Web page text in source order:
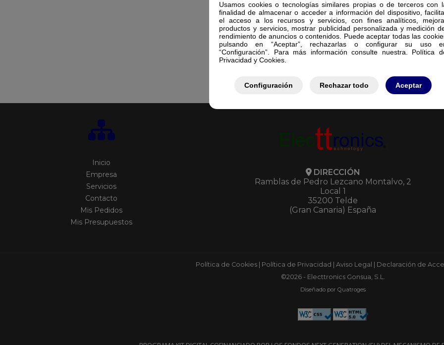
Usamos cookies o tecnologías similares propias o de terceros con
finalidad de almacenar o acceder a información del dispositivo,
el acceso a los recursos y servicios, con fines analíticos,
productos y servicios, mostrar publicidad personalizada y medición
rendimiento de anuncios o contenidos. Puede aceptar todas las
pulsando en “Aceptar”, rechazarlas o configurar su uso
“Configuración”. Para más información consulte nuestra. Política
Privacidad y Cookies.
Configuración Rechazar todo Aceptar
Inicio
Empresa
Servicios
Contacto
Mis Pedidos
Mis Presupuestos
DIRECCIÓN
Ramblas de Pedro Lezcano Montalvo, 2
Local 1
35200 Telde
(Gran Canaria) España
Política de Cookies| Política de Privacidad Aviso Legal
Declaración de
©2026 - Electtronics Gonsua, S.L.
Diseñado por Quatroges